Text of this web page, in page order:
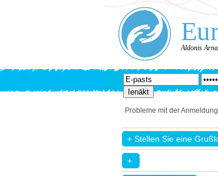
Aldonis
Probleme mit der